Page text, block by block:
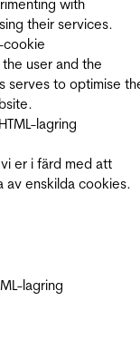
with
their services.
cookie
user and the
serves to optimise
lagring
er i färd med att
av enskilda cookies.
lagring